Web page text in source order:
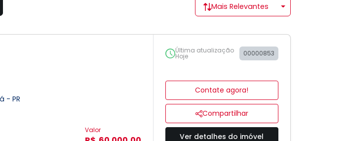
Mais Relevantes
- PR
Valor
Última atualização
Hoje 00000853
Contate agora!
Compartilhar
Ver detalhes do imóvel